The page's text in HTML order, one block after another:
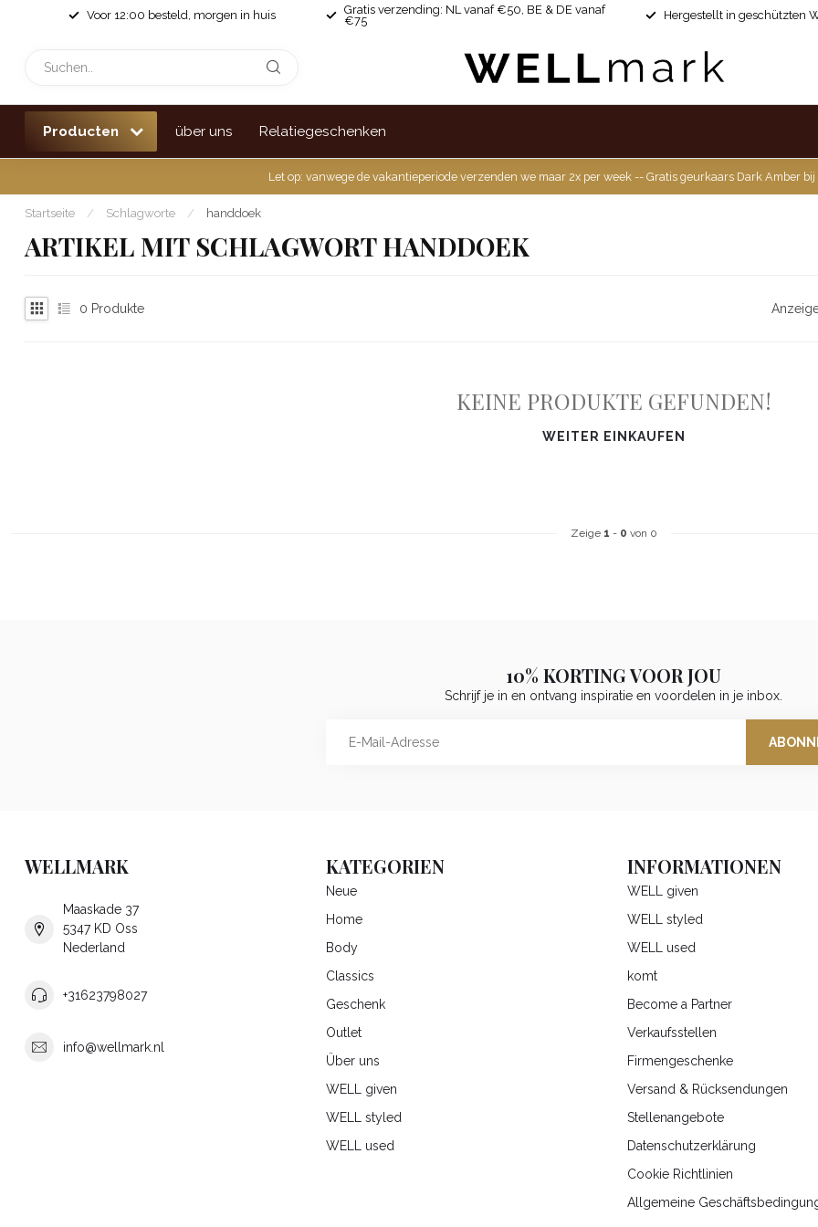
Voor 12:00 besteld, morgen in huis
Gratis verzending: NL vanaf €50, BE & DE vanaf
€75
Hergestellt in geschützten
Producten über uns Relatiegeschenken
Let op: vanwege de vakantieperiode verzenden we maar 2x per week -- Gratis geurkaars Dark Amber
Startseite / Schlagworte / handdoek
ARTIKEL MIT SCHLAGWORT HANDDOEK
0 Produkte
KEINE PRODUKTE GEFUNDEN!
WEITER EINKAUFEN
Zeige 1 - 0 von 0
10% KORTING VOOR JOU
Schrijf je in en ontvang inspiratie en voordelen in je inbox.
WELLMARK
Maaskade 37
5347 KD Oss
Nederland
+31623798027
info@wellmark.nl
KATEGORIEN
Neue
Home
Body
Classics
Geschenk
Outlet
Über uns
WELL given
WELL styled
WELL used
INFORMATIONEN
WELL given
WELL styled
WELL used
komt
Become a Partner
Verkaufsstellen
Firmengeschenke
Versand & Rücksendungen
Stellenangebote
Datenschutzerklärung
Cookie Richtlinien
Allgemeine